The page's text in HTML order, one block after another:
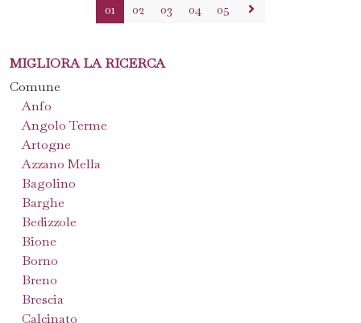
01 02 03 04 05
MIGLIORA LA RICERCA
Comune
Anfo
Angolo Terme
Artogne
Azzano Mella
Bagolino
Barghe
Bedizzole
Bione
Borno
Breno
Brescia
Calcinato